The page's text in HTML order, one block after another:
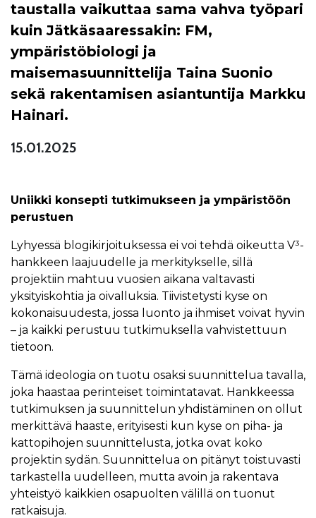
taustalla vaikuttaa sama vahva työpari
kuin Jätkäsaaressakin: FM,
ympäristöbiologi ja
maisemasuunnittelija Taina Suonio
sekä rakentamisen asiantuntija Markku
Hainari.
15.01.2025
Uniikki konsepti tutkimukseen ja ympäristöön
perustuen
Lyhyessä blogikirjoituksessa ei voi tehdä oikeutta V³-
hankkeen laajuudelle ja merkitykselle, sillä
projektiin mahtuu vuosien aikana valtavasti
yksityiskohtia ja oivalluksia. Tiivistetysti kyse on
kokonaisuudesta, jossa luonto ja ihmiset voivat hyvin
– ja kaikki perustuu tutkimuksella vahvistettuun
tietoon.
Tämä ideologia on tuotu osaksi suunnittelua tavalla,
joka haastaa perinteiset toimintatavat. Hankkeessa
tutkimuksen ja suunnittelun yhdistäminen on ollut
merkittävä haaste, erityisesti kun kyse on piha- ja
kattopihojen suunnittelusta, jotka ovat koko
projektin sydän. Suunnittelua on pitänyt toistuvasti
tarkastella uudelleen, mutta avoin ja rakentava
yhteistyö kaikkien osapuolten välillä on tuonut
ratkaisuja.